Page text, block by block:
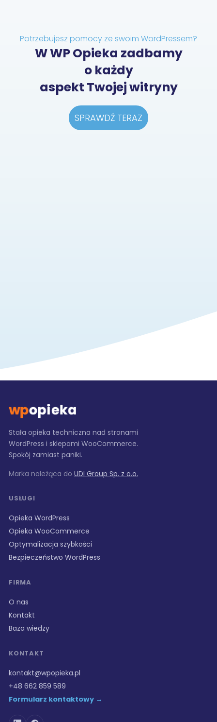
Potrzebujesz pomocy ze swoim WordPressem?
W WP Opieka zadbamy
o każdy
aspekt Twojej witryny
SPRAWDŹ TERAZ
Stała opieka techniczna nad stronami
WordPress i sklepami WooCommerce.
Spokój zamiast paniki.
Marka należąca do UDI Group Sp. z o.o.
USŁUGI
Opieka WordPress
Opieka WooCommerce
Optymalizacja szybkości
Bezpieczeństwo WordPress
FIRMA
O nas
Kontakt
Baza wiedzy
KONTAKT
kontakt@wpopieka.pl
+48 662 859 589
Formularz kontaktowy →